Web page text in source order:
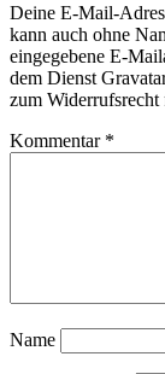
Deine E-Mail-
kann auch ohne
eingegebene E-
dem Dienst
zum
Kommentar *
Name